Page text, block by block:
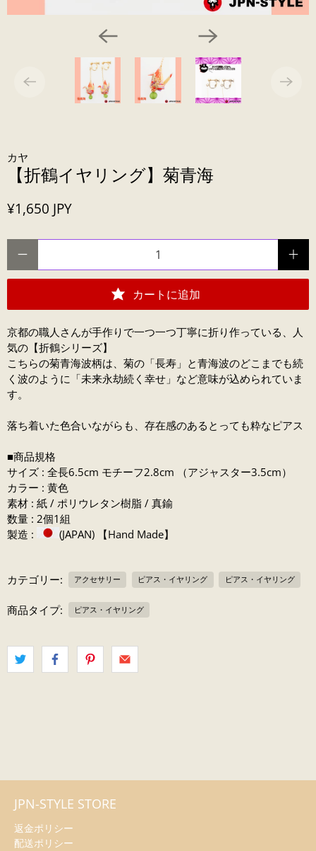
カヤ
【折鶴イヤリング】菊青海
¥1,650 JPY
カートに追加
京都の職人さんが手作りで一つ一つ丁寧に折り作っている、人
気の【折鶴シリーズ】
こちらの菊青海波柄は、菊の「長寿」と青海波のどこまでも続
く波のように「未来永劫続く幸せ」など意味が込められていま
す。
落ち着いた色合いながらも、存在感のあるとっても粋なピアス
■商品規格
サイズ : 全長6.5cm モチーフ2.8cm （アジャスター3.5cm）
カラー : 黄色
素材 : 紙 / ポリウレタン樹脂 / 真鍮
数量 : 2個1組
製造 :
(JAPAN) 【Hand Made】
カテゴリー: アクセサリー ピアス・イヤリング ピアス・イヤリング
商品タイプ: ピアス・イヤリング
JPN-STYLE STORE
返金ポリシー
配送ポリシー